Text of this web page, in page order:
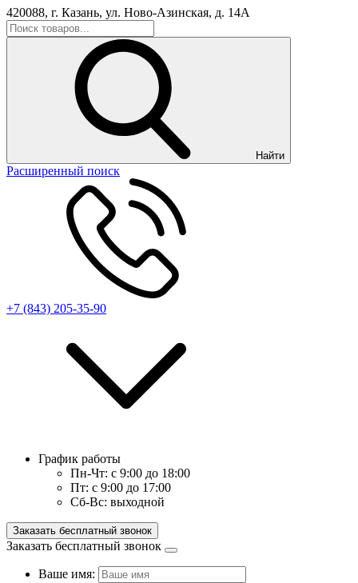
420088, г. Казань, ул. Ново-Азинская, д. 14А
Найти
Расширенный поиск
+7 (843) 205-35-90
График работы
Пн-Чт: с 9:00 до 18:00
Пт: с 9:00 до 17:00
Сб-Вс: выходной
Заказать бесплатный звонок
Заказать бесплатный звонок
Ваше имя: